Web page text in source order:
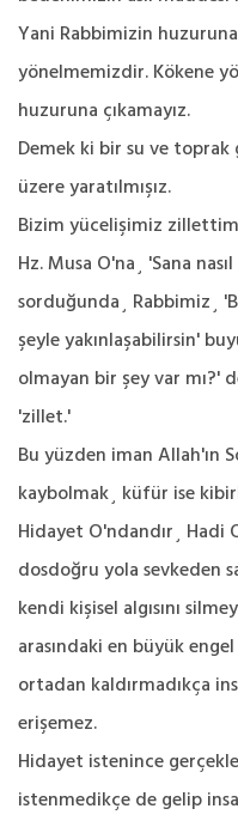
Yani Rabbimizin
yönelmemizdir. Kökene
huzuruna çıkamayız.
Demek ki bir su ve
üzere yaratılmışız.
Bizim yücelişimiz
Hz. Musa O'na¸ 'Sana
sorduğunda¸ Rabbimiz¸
şeyle yakınlaşabilirsin'
olmayan bir şey var mı?'
'zillet.'
Bu yüzden iman Allah'ın
kaybolmak¸ küfür ise
Hidayet O'ndandır¸ Hadi
dosdoğru yola sevkeden
kendi kişisel algısını
arasındaki en büyük
ortadan kaldırmadıkça
erişemez.
Hidayet istenince
istenmedikçe de gelip